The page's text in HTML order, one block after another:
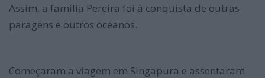
Assim, a família Pereira foi à conquista de outras
paragens e outros oceanos.
Começaram a viagem em Singapura e assentaram